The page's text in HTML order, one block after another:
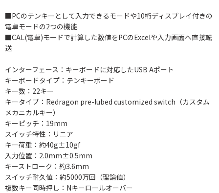
■PCのテンキーとして入力できるモードや10桁ディスプレイ付きの
電卓モードの2つの機能
■CAL(電卓)モードで計算した数値をPCのExcelや入力画面へ直接転
送
インターフェース：キーボードに対応したUSB Aポート
キーボードタイプ：テンキーボード
キー数：22キー
キータイプ：Redragon pre-lubed customized switch（カスタム
メカニカルキー）
キーピッチ：19mm
スイッチ特性：リニア
キー荷重：約40g±10gf
入力位置：2.0mm±0.5mm
キーストローク：約3.6mm
スイッチ耐久値：約5000万回（理論値）
複数キー同時押し：Nキーロールオーバー